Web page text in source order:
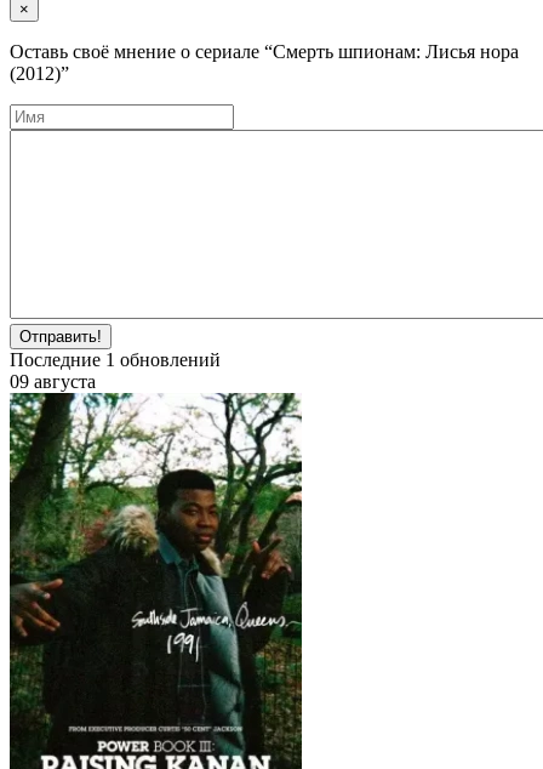
×
Оставь своё мнение о cериале “Смерть шпионам: Лисья нора
(2012)”
Отправить!
Последние 1 обновлений
09 августа